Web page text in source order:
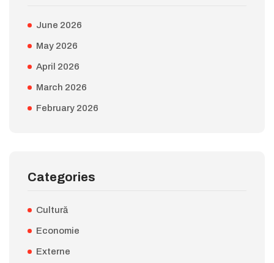
June 2026
May 2026
April 2026
March 2026
February 2026
Categories
Cultură
Economie
Externe